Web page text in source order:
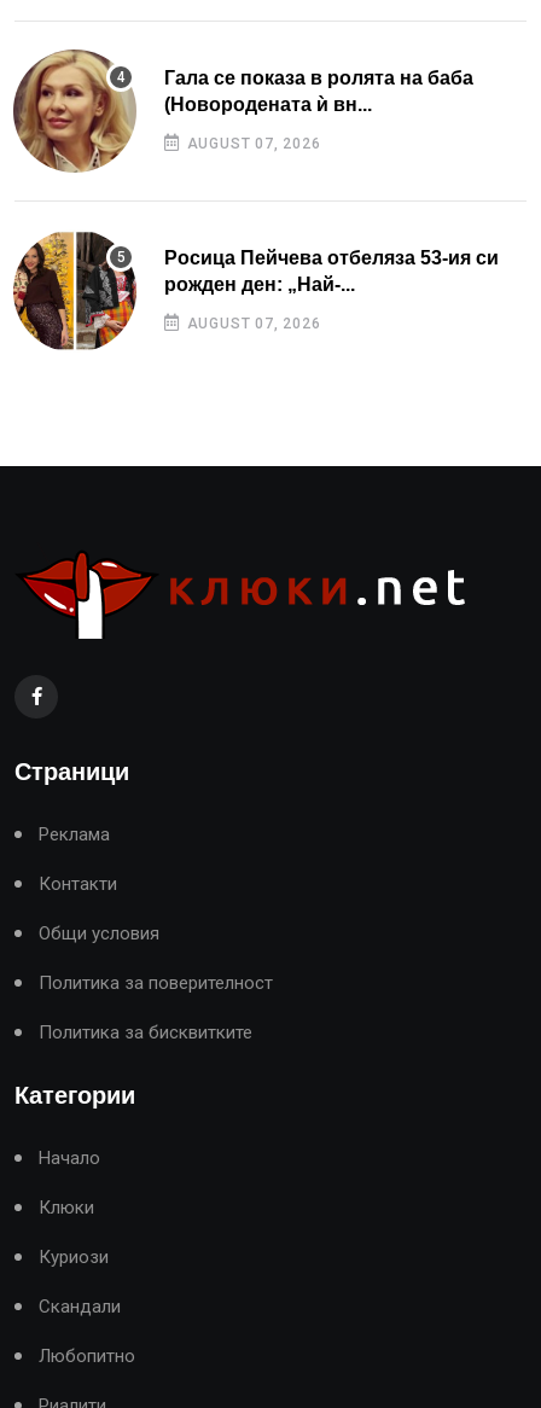
Гала се показа в ролята на баба
(Новородената ѝ вн...
AUGUST 07, 2026
Росица Пейчева отбеляза 53-ия си
рожден ден: „Най-...
AUGUST 07, 2026
Страници
Реклама
Контакти
Общи условия
Политика за поверителност
Политика за бисквитките
Категории
Начало
Клюки
Куриози
Скандали
Любопитно